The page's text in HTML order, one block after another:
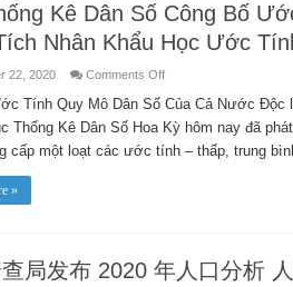
Kê Dân Số Công Bố
Nhân Khẩu Học Ước
22, 2020 Comments Offon
Thống
Kê
Dân
Số
Công
Từ
Phân
Tính Quy Mô Dân Số Của Cả Nước Độc
Thống Kê Dân Số Hoa Kỳ hôm nay đã
cấp một loạt các ước tính – thấp, trung
»
查局发布 2020 年人口分析